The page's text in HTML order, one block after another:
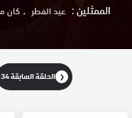
الممثلين : عيد الفطر كان
❮ الحلقة السابقة 34